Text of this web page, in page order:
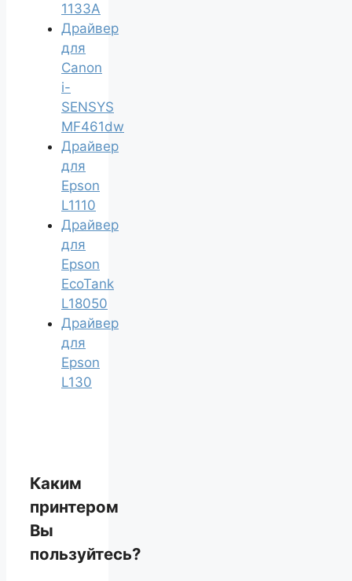
1133A
Драйвер
для
Canon
i-
SENSYS
MF461dw
Драйвер
для
Epson
L1110
Драйвер
для
Epson
EcoTank
L18050
Драйвер
для
Epson
L130
Каким
принтером
Вы
пользуйтесь?